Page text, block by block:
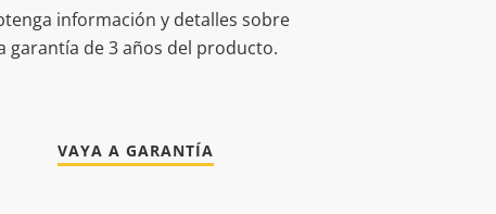
información y detalles sobre
garantía de 3 años del producto.
VAYA A GARANTÍA